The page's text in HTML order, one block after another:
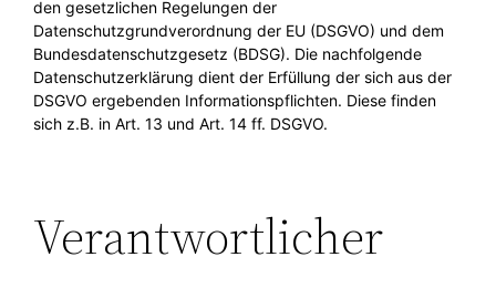
den gesetzlichen Regelungen der
Datenschutzgrundverordnung der EU (DSGVO) und dem
Bundesdatenschutzgesetz (BDSG). Die nachfolgende
Datenschutzerklärung dient der Erfüllung der sich aus der
DSGVO ergebenden Informationspflichten. Diese finden
sich z.B. in Art. 13 und Art. 14 ff. DSGVO.
Verantwortlicher